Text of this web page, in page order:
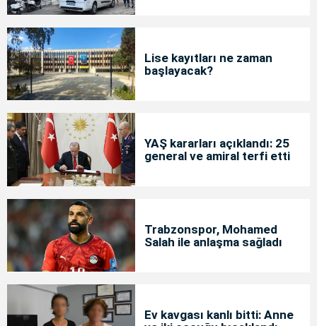
Lise kayıtları ne zaman
başlayacak?
YAŞ kararları açıklandı: 25
general ve amiral terfi etti
Trabzonspor, Mohamed
Salah ile anlaşma sağladı
Ev kavgası kanlı bitti: Anne